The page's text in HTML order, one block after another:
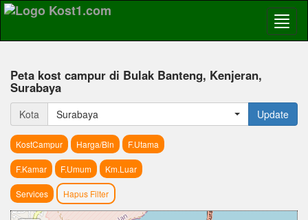
Peta kost campur di Bulak Banteng, Kenjeran,
Surabaya
Kota Surabaya Update
KostCampur Harga/Bln F.Utama
F.Kamar F.Umum Km.Luar
Services Hapus Filter